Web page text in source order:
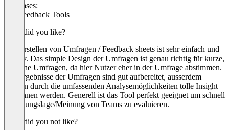
Use cases:
360 Feedback Tools
What did you like?
Das Erstellen von Umfragen / Feedback sheets ist sehr einfach und
intuitiv. Das simple Design der Umfragen ist genau richtig für kurze,
einfache Umfragen, da hier Nutzer eher in der Umfrage abstimmen.
Die Ergebnisse der Umfragen sind gut aufbereitet, ausserdem
können durch die umfassenden Analysemöglichkeiten tolle Insight
gewonnen werden. Generell ist das Tool perfekt geeignet um schnell
Stimmungslage/Meinung von Teams zu evaluieren.
What did you not like?